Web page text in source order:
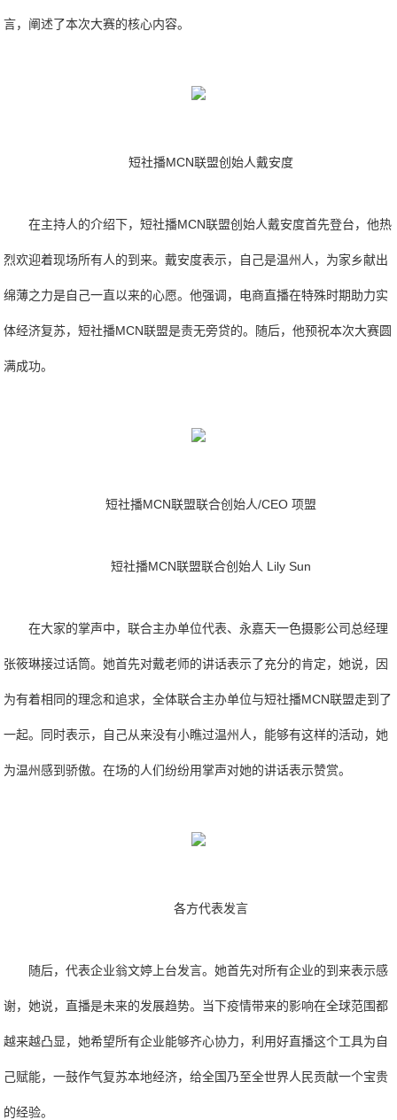
言，阐述了本次大赛的核心内容。
短社播MCN联盟创始人戴安度
在主持人的介绍下，短社播MCN联盟创始人戴安度首先登台，他热
烈欢迎着现场所有人的到来。戴安度表示，自己是温州人，为家乡献出
绵薄之力是自己一直以来的心愿。他强调，电商直播在特殊时期助力实
体经济复苏，短社播MCN联盟是责无旁贷的。随后，他预祝本次大赛圆
满成功。
短社播MCN联盟联合创始人/CEO 项盟
短社播MCN联盟联合创始人 Lily Sun
在大家的掌声中，联合主办单位代表、永嘉天一色摄影公司总经理
张筱琳接过话筒。她首先对戴老师的讲话表示了充分的肯定，她说，因
为有着相同的理念和追求，全体联合主办单位与短社播MCN联盟走到了
一起。同时表示，自己从来没有小瞧过温州人，能够有这样的活动，她
为温州感到骄傲。在场的人们纷纷用掌声对她的讲话表示赞赏。
各方代表发言
随后，代表企业翁文婷上台发言。她首先对所有企业的到来表示感
谢，她说，直播是未来的发展趋势。当下疫情带来的影响在全球范围都
越来越凸显，她希望所有企业能够齐心协力，利用好直播这个工具为自
己赋能，一鼓作气复苏本地经济，给全国乃至全世界人民贡献一个宝贵
的经验。